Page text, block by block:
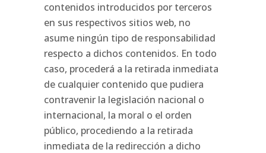
contenidos introducidos por terceros
en sus respectivos sitios web, no
asume ningún tipo de responsabilidad
respecto a dichos contenidos. En todo
caso, procederá a la retirada inmediata
de cualquier contenido que pudiera
contravenir la legislación nacional o
internacional, la moral o el orden
público, procediendo a la retirada
inmediata de la redirección a dicho